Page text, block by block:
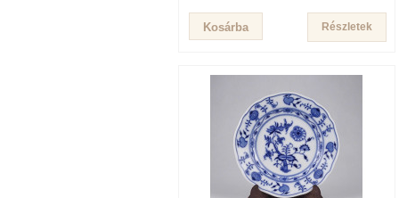
Részletek